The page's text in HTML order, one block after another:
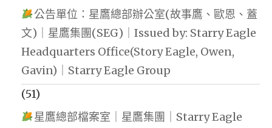
公告單位：星鷹總部辦公室(故事鷹、歐恩、蓋
文)｜星鷹集團(SEG)｜Issued by: Starry Eagle
Headquarters Office(Story Eagle, Owen,
Gavin)｜Starry Eagle Group
(51)
星鷹總部檔案室｜星鷹集團｜Starry Eagle